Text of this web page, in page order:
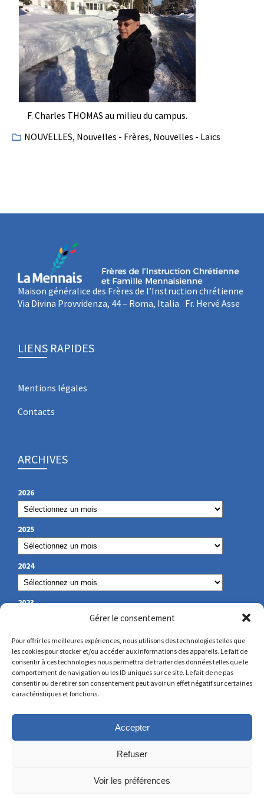
Gérer le consentement
Pour offrir les meilleures expériences, nous utilisons des technologies telles que
les cookies pour stocker et/ou accéder aux informations des appareils. Le fait de
consentir à ces technologies nous permettra de traiter des données telles que le
comportement de navigation ou les ID uniques sur ce site. Le fait de ne pas
consentir ou de retirer son consentement peut avoir un effet négatif sur certaines
caractéristiques et fonctions.
Accepter
Refuser
Voir les préférences
F. Charles THOMAS au milieu du campus.
NOUVELLES, Nouvelles - Frères, Nouvelles - Laïcs
Maison généralice des Frères de l’Instruction chrétienne
Via Divina Provvidenza, 44 – Roma, Italia Fr. Hervé Asse
LIENS RAPIDES
Mentions légales
Contacts
ARCHIVES
2026
2025
2024
2023
NOS COORDONNÉES
secretariat@lamennais.org
© Copyright 2023 – Tous droits réservés – Réalisé